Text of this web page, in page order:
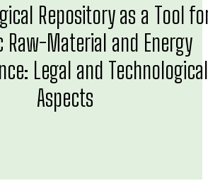
Repository as a Tool
Raw-Material and Energy
Legal and Technological
Aspects